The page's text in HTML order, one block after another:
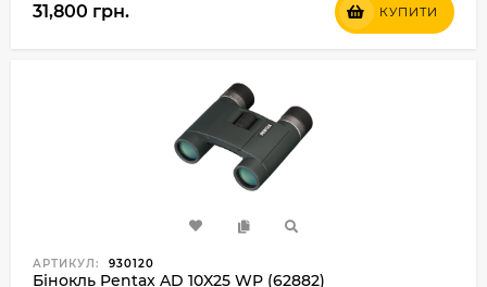
31,800 грн. КУПИТИ
АРТИКУЛ: 930120
Бінокль Pentax AD 10X25 WP (62882)